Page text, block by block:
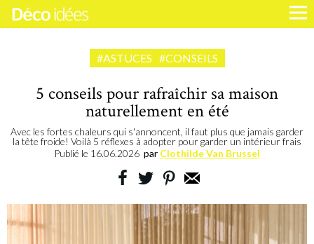
#ASTUCES #CONSEILS
5 conseils pour rafraîchir sa maison
naturellement en été
Avec les fortes chaleurs qui s'annoncent, il faut plus que jamais garder
la tête froide! Voilà 5 réflexes à adopter pour garder un intérieur frais
Publié le 16.06.2026 par Clothilde Van Brussel